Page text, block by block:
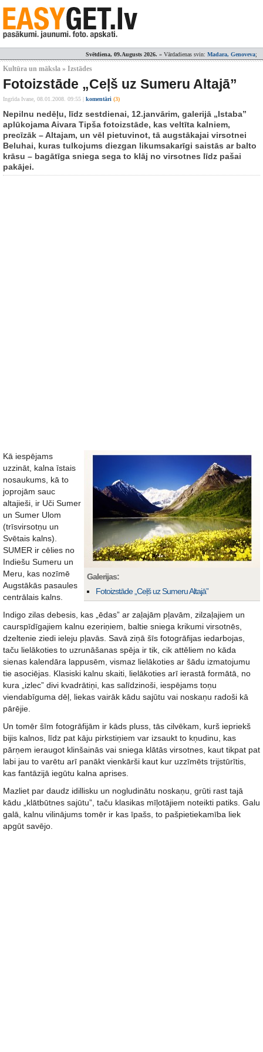
Svētdiena, 09.Augusts 2026. » Vārdadienas svin: Madara, Genoveva;
Kultūra un māksla » Izstādes
Fotoizstāde „Ceļš uz Sumeru Altajā”
Ingrīda Ivane, 08.01.2008. 09:55 komentāri (3)
Nepilnu nedēļu, līdz sestdienai, 12.janvārim, galerijā „Istaba”
aplūkojama Aivara Tipša fotoizstāde, kas veltīta kalniem,
precīzāk – Altajam, un vēl pietuvinot, tā augstākajai virsotnei
Beluhai, kuras tulkojums diezgan likumsakarīgi saistās ar balto
krāsu – bagātīga sniega sega to klāj no virsotnes līdz pašai
pakājei.
Galerijas:
Fotoizstāde „Ceļš uz Sumeru Altajā”
Kā iespējams
uzzināt, kalna īstais
nosaukums, kā to
joprojām sauc
altajieši, ir Uči Sumer
un Sumer Ulom
(trīsvirsotņu un
Svētais kalns).
SUMER ir cēlies no
Indiešu Sumeru un
Meru, kas nozīmē
Augstākās pasaules
centrālais kalns.
Indigo zilas debesis, kas „ēdas” ar zaļajām pļavām, zilzaļajiem un
caurspīdīgajiem kalnu ezeriņiem, baltie sniega krikumi virsotnēs,
dzeltenie ziedi ieleju pļavās. Savā ziņā šīs fotogrāfijas iedarbojas,
taču lielākoties to uzrunāšanas spēja ir tik, cik attēliem no kāda
sienas kalendāra lappusēm, vismaz lielākoties ar šādu izmatojumu
tie asociējas. Klasiski kalnu skaiti, lielākoties arī ierastā formātā, no
kura „izlec” divi kvadrātiņi, kas salīdzinoši, iespējams toņu
viendabīguma dēļ, liekas vairāk kādu sajūtu vai noskaņu radoši kā
pārējie.
Un tomēr šīm fotogrāfijām ir kāds pluss, tās cilvēkam, kurš iepriekš
bijis kalnos, līdz pat kāju pirkstiņiem var izsaukt to kņudinu, kas
pārņem ieraugot klinšainās vai sniega klātās virsotnes, kaut tikpat pat
labi jau to varētu arī panākt vienkārši kaut kur uzzīmēts trijstūrītis,
kas fantāzijā iegūtu kalna aprises.
Mazliet par daudz idillisku un nogludinātu noskaņu, grūti rast tajā
kādu „klātbūtnes sajūtu”, taču klasikas mīļotājiem noteikti patiks. Galu
galā, kalnu vilinājums tomēr ir kas īpašs, to pašpietiekamība liek
apgūt savējo.